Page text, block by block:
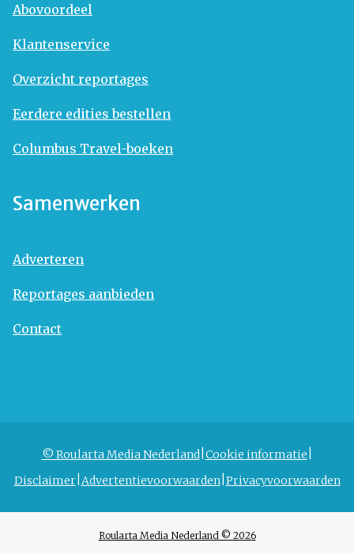
Abovoordeel
Klantenservice
Overzicht reportages
Eerdere edities bestellen
Columbus Travel-boeken
Samenwerken
Adverteren
Reportages aanbieden
Contact
© Roularta Media Nederland Cookie informatie
Disclaimer Advertentievoorwaarden Privacyvoorwaarden
Roularta Media Nederland © 2026